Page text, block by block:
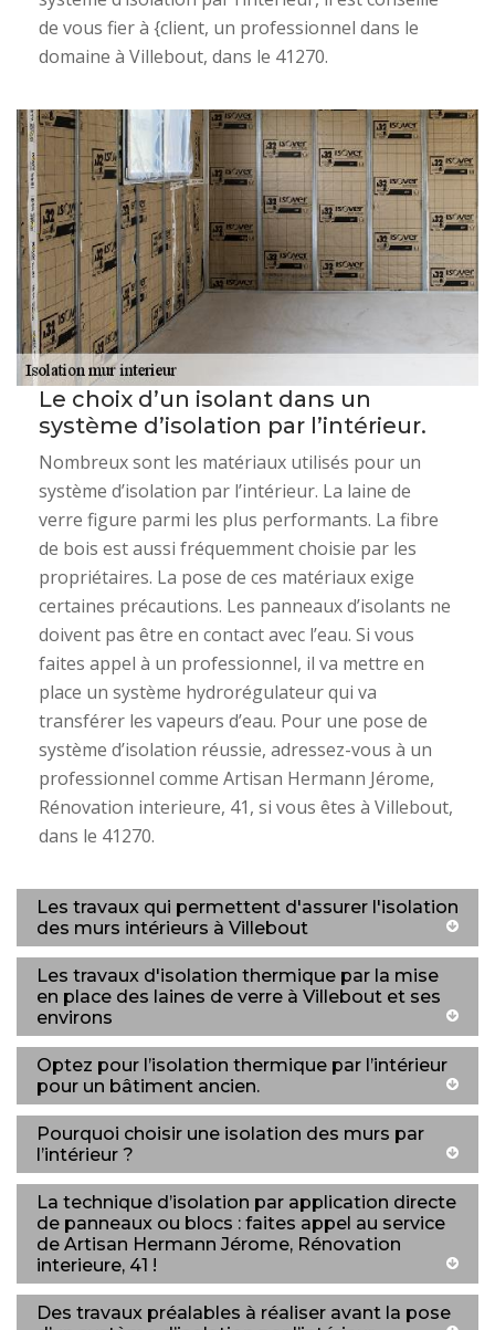
de vous fier à {client, un professionnel dans le
domaine à Villebout, dans le 41270.
Le choix d’un isolant dans un
système d’isolation par l’intérieur.
Nombreux sont les matériaux utilisés pour un
système d’isolation par l’intérieur. La laine de
verre figure parmi les plus performants. La fibre
de bois est aussi fréquemment choisie par les
propriétaires. La pose de ces matériaux exige
certaines précautions. Les panneaux d’isolants ne
doivent pas être en contact avec l’eau. Si vous
faites appel à un professionnel, il va mettre en
place un système hydrorégulateur qui va
transférer les vapeurs d’eau. Pour une pose de
système d’isolation réussie, adressez-vous à un
professionnel comme Artisan Hermann Jérome,
Rénovation interieure, 41, si vous êtes à Villebout,
dans le 41270.
Les travaux qui permettent d'assurer l'isolation
des murs intérieurs à Villebout
Les travaux d'isolation thermique par la mise
en place des laines de verre à Villebout et ses
environs
Optez pour l’isolation thermique par l’intérieur
pour un bâtiment ancien.
Pourquoi choisir une isolation des murs par
l’intérieur ?
La technique d’isolation par application directe
de panneaux ou blocs : faites appel au service
de Artisan Hermann Jérome, Rénovation
interieure, 41 !
Des travaux préalables à réaliser avant la pose